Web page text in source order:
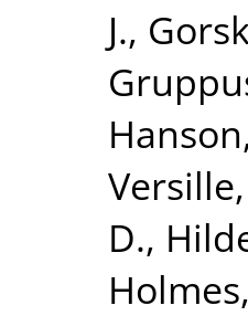
J.,
D.,